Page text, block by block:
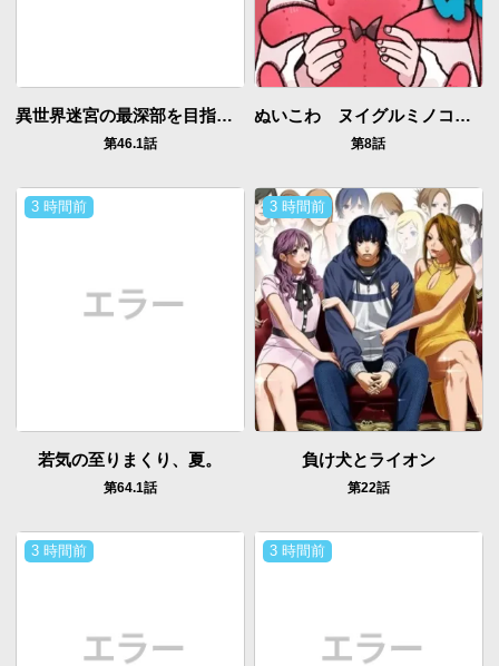
異世界迷宮の最深部を目指そう
第46.1話
ぬいこわ ヌイグルミノコワイハナシ
第8話
3 時間前
若気の至りまくり、夏。
第64.1話
3 時間前
負け犬とライオン
第22話
3 時間前 3 時間前